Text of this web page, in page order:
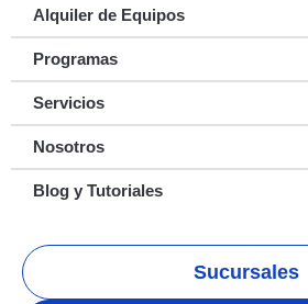
Alquiler de Equipos
Programas
Servicios
Nosotros
Blog y Tutoriales
Sucursales